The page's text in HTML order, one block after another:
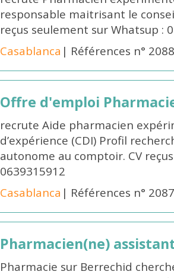
responsable maitrisant le
reçus seulement sur Whatsup :
Casablanca | Références n°
Offre d'emploi
recrute Aide pharmacien
d’expérience (CDI) Profil
autonome au comptoir. CV
0639315912
Casablanca | Références n°
Pharmacien(ne)
Pharmacie sur Berrechid